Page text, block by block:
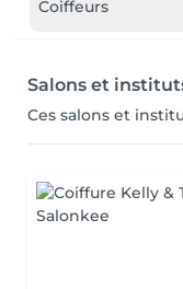
Coiffeurs
Salons et
Ces salons et